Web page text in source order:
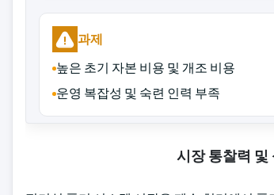
과제
높은 초기 자본 비용 및 개조 비용
운영 복잡성 및 숙련 인력 부족
시장 통찰력 및